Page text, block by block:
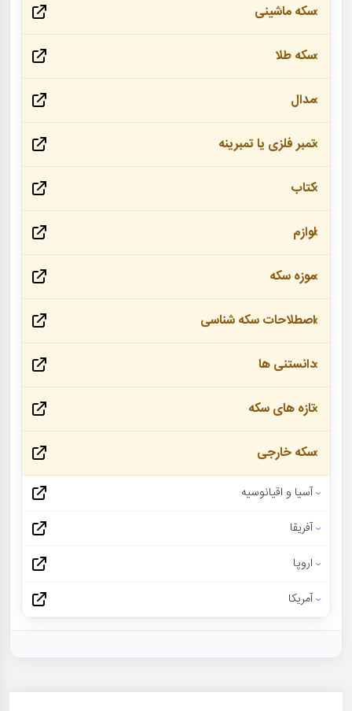
سکه ماشینی
سکه طلا
مدال
تمبر فلزی یا تمبرینه
کتاب
لوازم
موزه سکه
اصطلاحات سکه شناسی
دانستنی ها
تازه های سکه
سکه خارجی
آسیا و اقیانوسیه
آفریقا
اروپا
آمریکا